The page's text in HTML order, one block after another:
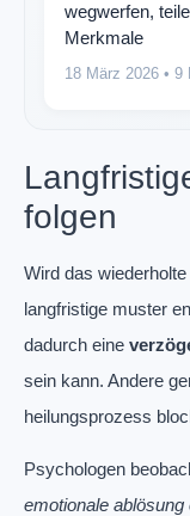
wegwerfen,
Merkmale
18 März 2026 • 9
folgen
Wird das
langfristige muster
dadurch eine
sein kann. Andere
heilungsprozess
Psychologen
emotionale